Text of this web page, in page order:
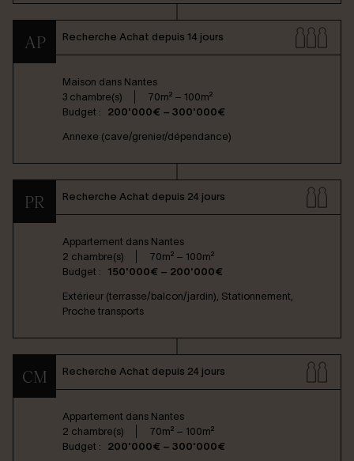
AP Recherche Achat depuis 14 jours
Maison dans Nantes
3 chambre(s)
70m² – 100m²
Budget :
200'000€ – 300'000€
Annexe (cave/grenier/dépendance)
PR Recherche Achat depuis 24 jours
Appartement dans Nantes
2 chambre(s)
70m² – 100m²
Budget :
150'000€ – 200'000€
Extérieur (terrasse/balcon/jardin), Stationnement,
Proche transports
CM Recherche Achat depuis 24 jours
Appartement dans Nantes
2 chambre(s)
70m² – 100m²
Budget :
200'000€ – 300'000€